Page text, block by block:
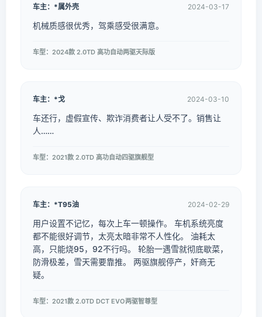
车主：*属外壳 2024-03-17
机械质感很优秀，驾乘感受很满意。
车型：2024款 2.0TD 高功自动两驱天际版
车主：*戈 2024-03-10
车还行，虚假宣传、欺诈消费者让人受不了。销售让
人……
车型：2021款 2.0TD 高功自动四驱旗舰型
车主：*T95油 2024-02-29
用户设置不记忆，每次上车一顿操作。 车机系统亮度
都不能很好调节，太亮太暗非常不人性化。 油耗太
高，只能烧95，92不行吗。 轮胎一遇雪就彻底歇菜，
防滑极差，雪天需要靠推。 两驱旗舰停产，奸商无
疑。
车型：2021款 2.0TD DCT EVO两驱智尊型